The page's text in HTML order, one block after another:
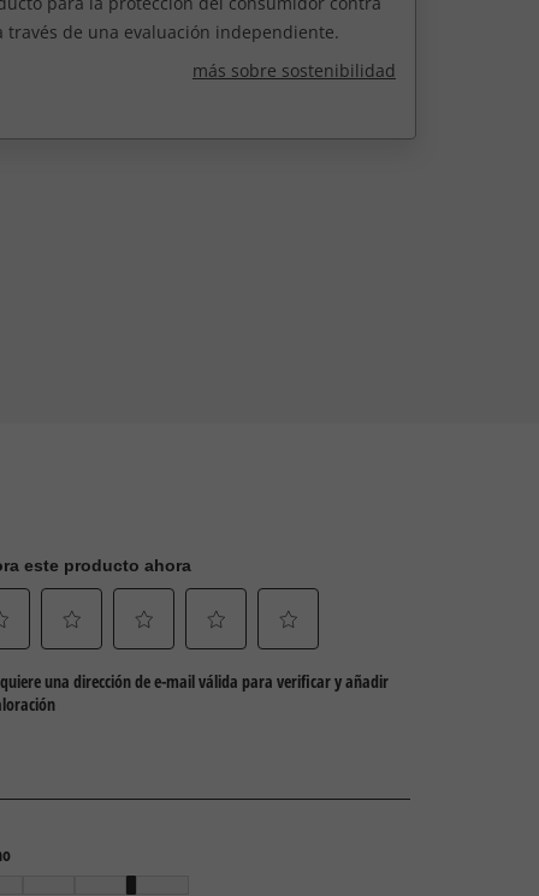
través de una evaluación independiente.
más sobre sostenibilidad